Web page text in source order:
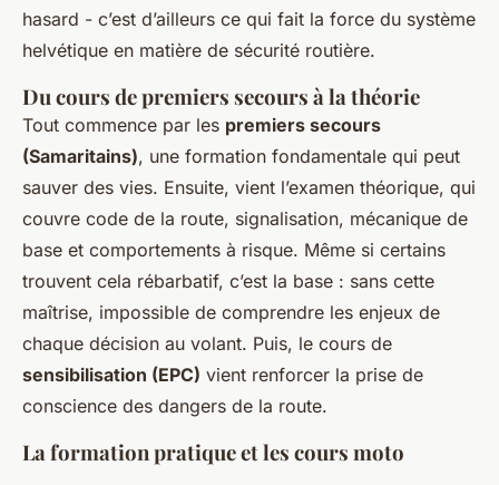
hasard - c’est d’ailleurs ce qui fait la force du système
helvétique en matière de sécurité routière.
Du cours de premiers secours à la théorie
Tout commence par les premiers secours
(Samaritains), une formation fondamentale qui peut
sauver des vies. Ensuite, vient l’examen théorique, qui
couvre code de la route, signalisation, mécanique de
base et comportements à risque. Même si certains
trouvent cela rébarbatif, c’est la base : sans cette
maîtrise, impossible de comprendre les enjeux de
chaque décision au volant. Puis, le cours de
sensibilisation (EPC) vient renforcer la prise de
conscience des dangers de la route.
La formation pratique et les cours moto